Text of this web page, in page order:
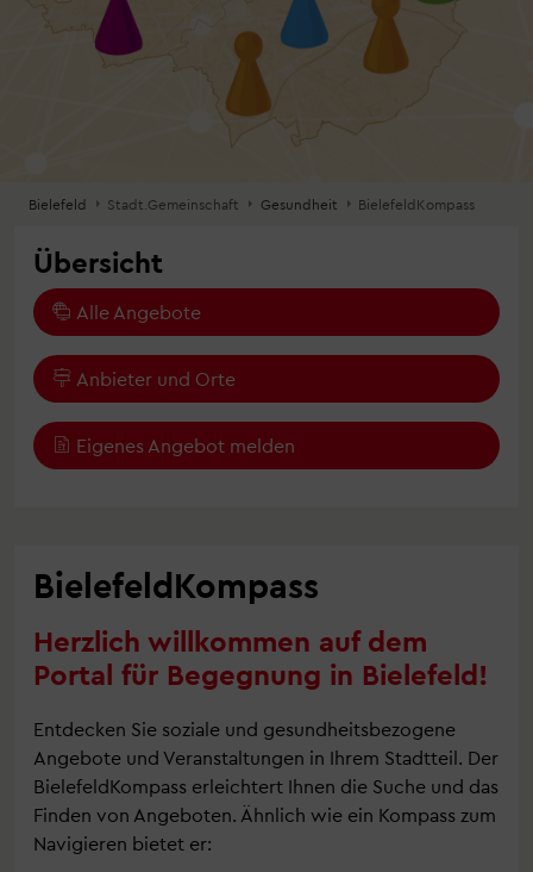
Bielefeld Stadt.Gemeinschaft Gesundheit BielefeldKompass
Übersicht
Alle Angebote
Anbieter und Orte
Eigenes Angebot melden
BielefeldKompass
Herzlich willkommen auf dem
Portal für Begegnung in Bielefeld!
Entdecken Sie soziale und gesundheitsbezogene
Angebote und Veranstaltungen in Ihrem Stadtteil. Der
BielefeldKompass erleichtert Ihnen die Suche und das
Finden von Angeboten. Ähnlich wie ein Kompass zum
Navigieren bietet er: